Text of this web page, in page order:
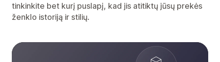
tinkinkite bet kurį puslapį, kad jis atitiktų jūsų prekės
ženklo istoriją ir stilių.